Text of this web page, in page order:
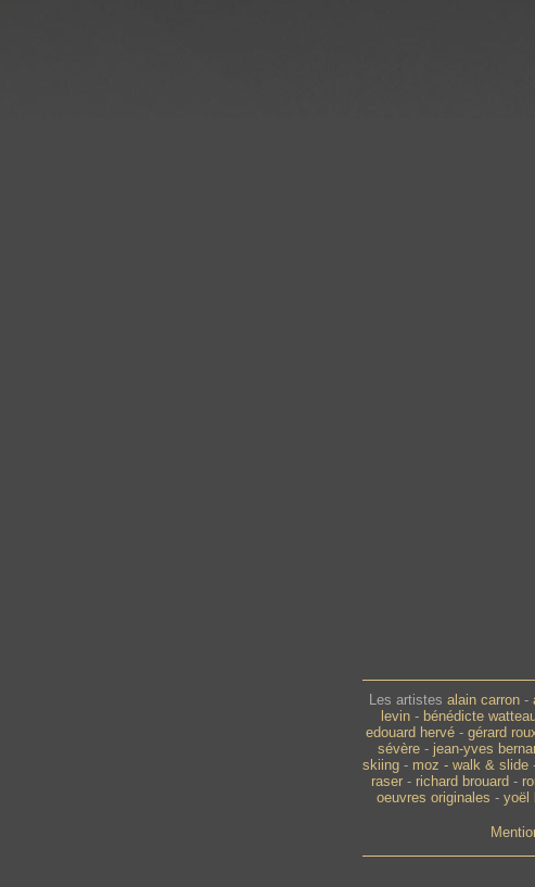
Les artistes alain carron-
levin- bénédicte
edouard hervé- gérard
sévère - jean-yves
skiing - moz - walk & slide
raser - richard brouard -
oeuvres originales - yoël